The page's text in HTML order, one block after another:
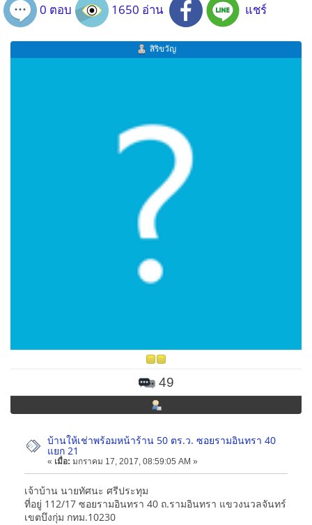
0 ตอบ 1650 อ่าน แชร์
สิริขวัญ
49
บ้านให้เช่าพร้อมหน้าร้าน 50 ตร.ว. ซอยรามอินทรา 40
แยก 21
« เมื่อ: มกราคม 17, 2017, 08:59:05 AM »
เจ้าบ้าน นายทัศนะ ศรีประทุม
ที่อยู่ 112/17 ซอยรามอินทรา 40 ถ.รามอินทรา แขวงนวลจันทร์
เขตบึงกุ่ม กทม.10230